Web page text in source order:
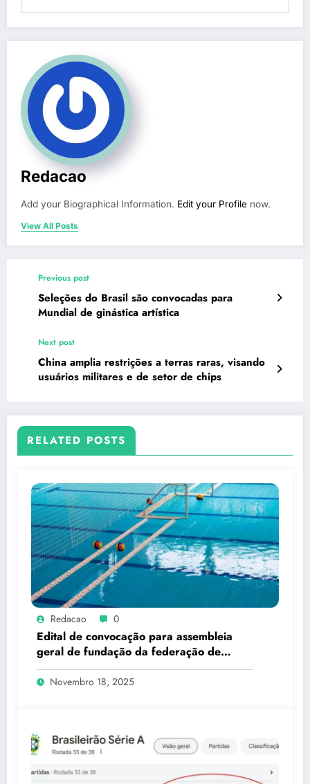
Redacao
Add your Biographical Information. Edit your Profile now.
View All Posts
Previous post
Seleções do Brasil são convocadas para
Mundial de ginástica artística
Next post
China amplia restrições a terras raras, visando
usuários militares e de setor de chips
RELATED POSTS
Redacao 0
Edital de convocação para assembleia
geral de fundação da federação de
esportes subaquáticos do estado do rio
de janeiro – FESARJ
Novembro 18, 2025